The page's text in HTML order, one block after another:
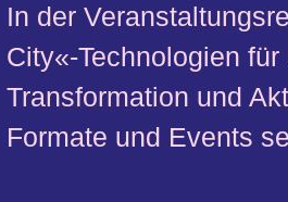
In der
City«-Technologien
Transformation und
Formate und Events